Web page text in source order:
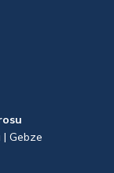
Gebze